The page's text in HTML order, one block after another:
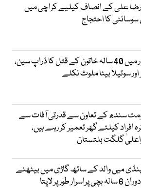
علی کے انصاف کیلیے کراچی میں
کا احتجاج
لاہور میں 40 سالہ خاتون کے قتل کا ڈراپ سین،
اور سوتیلا بیٹا ملوث نکلے
سندھ کے تعاون سے قدرتی آفات سے
افراد کیلئے گھر تعمیر کر رہے ہیں،
گلگت بلتستان
میں والد کے ساتھ گاڑی میں بیٹھنے
طور پر لاپتا